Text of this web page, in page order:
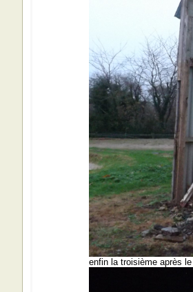
enfin la troisième après